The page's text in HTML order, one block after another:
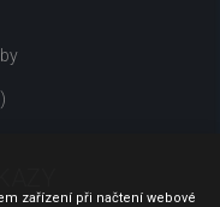
zařízení při načtení webové